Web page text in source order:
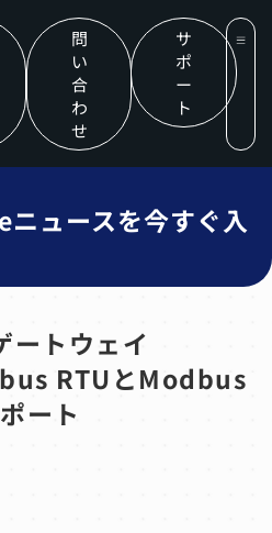
問
い
合
わ
せ
サ
ポ
ー
ト
ュースを今すぐ入
トウェイ
RTUとModbus
ート